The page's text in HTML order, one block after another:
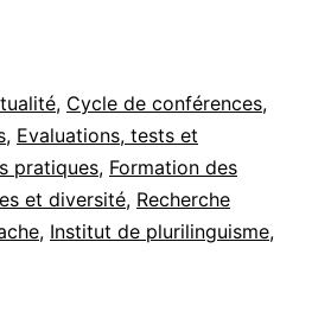
linguistique
en
langue
des
, Cycle de conférences,
, Evaluations, tests et
pratiques, Formation des
et diversité, Recherche
, Institut de plurilinguisme,